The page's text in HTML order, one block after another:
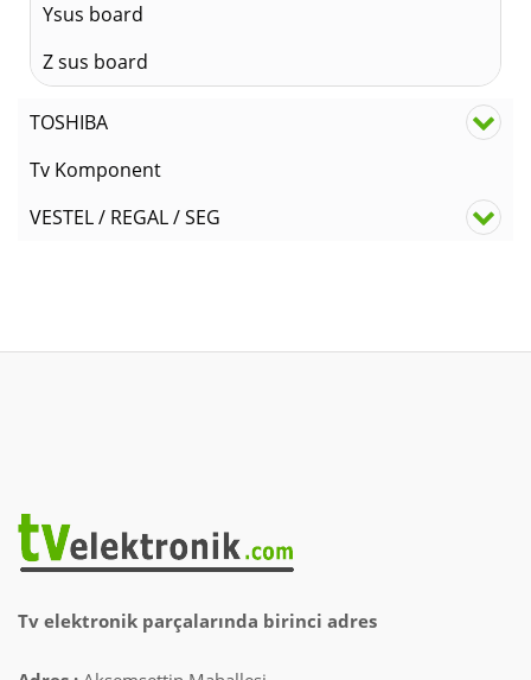
Ysus board
Z sus board
TOSHIBA
Tv Komponent
VESTEL / REGAL / SEG
Tv elektronik parçalarında birinci adres